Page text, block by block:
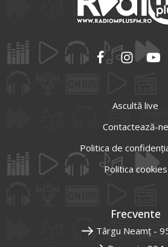
Ascultă live
Contactează-ne
Politica de
Politica cookies
Frecvente
Târgu Neamț -